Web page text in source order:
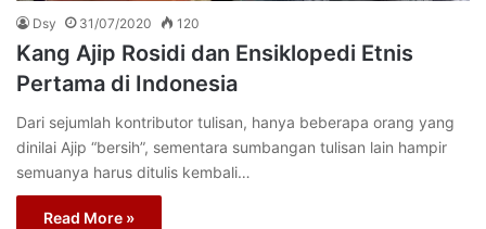
Dsy 31/07/2020 120
Kang Ajip Rosidi dan Ensiklopedi Etnis
Pertama di Indonesia
Dari sejumlah kontributor tulisan, hanya beberapa orang yang
dinilai Ajip “bersih”, sementara sumbangan tulisan lain hampir
semuanya harus ditulis kembali…
Read More »